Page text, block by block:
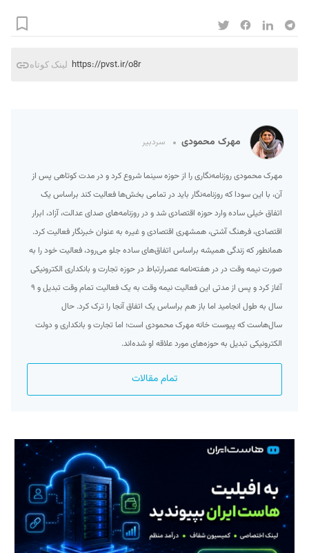
لینک کوتاه https://pvst.ir/o8r
مهرک محمودی سردبیر
مهرک محمودی روزنامه‌نگاری را از حوزه سینما شروع کرد و در مدت کوتاهی پس از
آن، با این سودا که روزنامه‌نگار باید در تمامی بخش‌ها فعالیت کند براساس یک
اتفاق خیلی ساده وارد حوزه اقتصادی شد و در روزنامه‌های صدای عدالت، آزاد، ابرار
اقتصادی، فرهنگ آشتی، همشهری اقتصادی و غیره به عنوان خبرنگار فعالیت کرد.
همانطور که زندگی همیشه براساس اتفاق‌های ساده جلو می‌رود، فعالیت خود را به
صورت نیمه وقت در در هفته‌نامه عصرارتباط در حوزه تجارت و بانکداری الکترونیکی
آغاز کرد و پس از مدتی این فعالیت نیمه وقت به یک فعالیت تمام وقت تبدیل و ۹
سال به طول انجامید اما باز هم براساس یک اتفاق آنجا را ترک کرد. حال
سال‌هاست که پیوست خانه مهرک محمودی است؛ اما تجارت و بانکداری و دولت
الکترونیکی تبدیل به حوزه‌های مورد علاقه او شده‌اند.
تمام مقالات